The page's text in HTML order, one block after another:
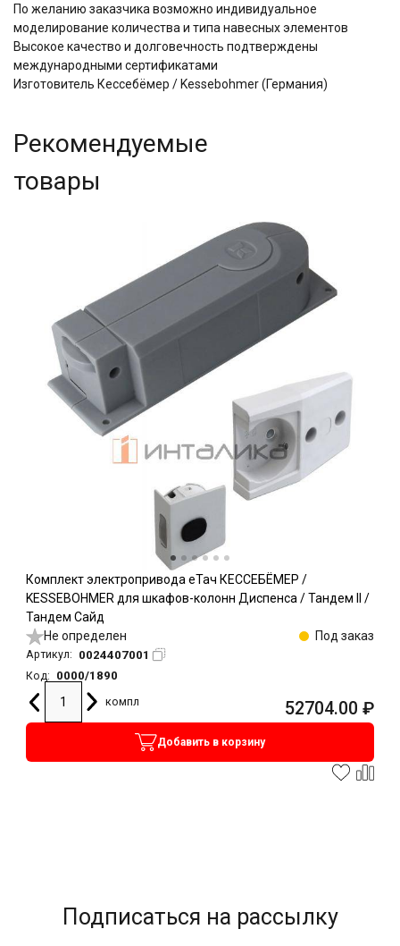
По желанию заказчика возможно индивидуальное
моделирование количества и типа навесных элементов
Высокое качество и долговечность подтверждены
международными сертификатами
Изготовитель Кессебёмер / Kessebohmer (Германия)
Рекомендуемые
товары
Комплект электропривода еТач КЕССЕБЁМЕР /
KESSEBOHMER для шкафов-колонн Диспенса / Тандем II /
Тандем Сайд
Не определен
Под заказ
Артикул: 0024407001
Код:
0000/1890
компл
52704.00 ₽
Добавить в корзину
Подписаться на рассылку